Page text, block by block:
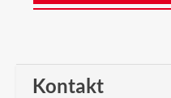
Kontakt